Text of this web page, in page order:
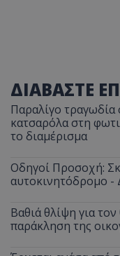
ΔΙΑΒΑΣΤΕ
Παραλίγο
κατσαρόλα στη
το διαμέρισμα
Οδηγοί Προσοχή:
αυτοκινητόδρομο -
Βαθιά θλίψη για
παράκληση της